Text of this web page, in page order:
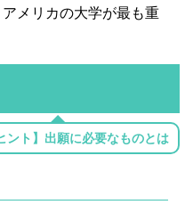
メリカの大学が最も重
ント】出願に必要なものとは